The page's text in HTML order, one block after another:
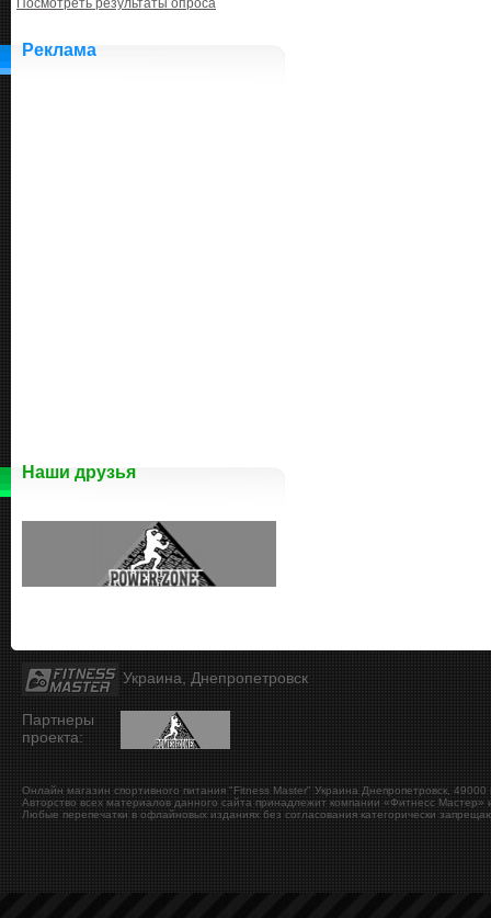
Посмотреть результаты опроса
Реклама
Наши друзья
Украина, Днепропетровск
Партнеры
проекта:
Онлайн магазин спортивного питания "Fitness Master" Украина Днепропетровск 49000
Авторство всех материалов данного сайта принадлежит компании «Фитнесс Мастер»
Любые перепечатки в офлайновых изданиях без согласования категорически